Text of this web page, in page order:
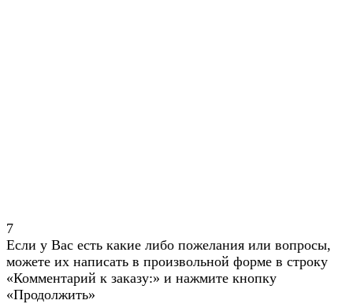
7
Если у Вас есть какие либо пожелания или вопросы,
можете их написать в произвольной форме в строку
«Комментарий к заказу:» и нажмите кнопку
«Продолжить»